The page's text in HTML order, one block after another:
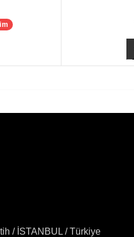
/ İSTANBUL / Türkiye